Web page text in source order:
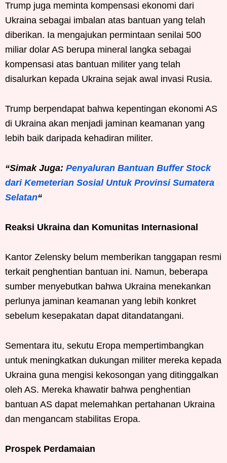
Trump juga meminta kompensasi ekonomi dari
Ukraina sebagai imbalan atas bantuan yang telah
diberikan. Ia mengajukan permintaan senilai 500
miliar dolar AS berupa mineral langka sebagai
kompensasi atas bantuan militer yang telah
disalurkan kepada Ukraina sejak awal invasi Rusia.
Trump berpendapat bahwa kepentingan ekonomi AS
di Ukraina akan menjadi jaminan keamanan yang
lebih baik daripada kehadiran militer.
“Simak Juga: Penyaluran Bantuan Buffer Stock
dari Kemeterian Sosial Untuk Provinsi Sumatera
Selatan“
Reaksi Ukraina dan Komunitas Internasional
Kantor Zelensky belum memberikan tanggapan resmi
terkait penghentian bantuan ini. Namun, beberapa
sumber menyebutkan bahwa Ukraina menekankan
perlunya jaminan keamanan yang lebih konkret
sebelum kesepakatan dapat ditandatangani.
Sementara itu, sekutu Eropa mempertimbangkan
untuk meningkatkan dukungan militer mereka kepada
Ukraina guna mengisi kekosongan yang ditinggalkan
oleh AS. Mereka khawatir bahwa penghentian
bantuan AS dapat melemahkan pertahanan Ukraina
dan mengancam stabilitas Eropa.
Prospek Perdamaian